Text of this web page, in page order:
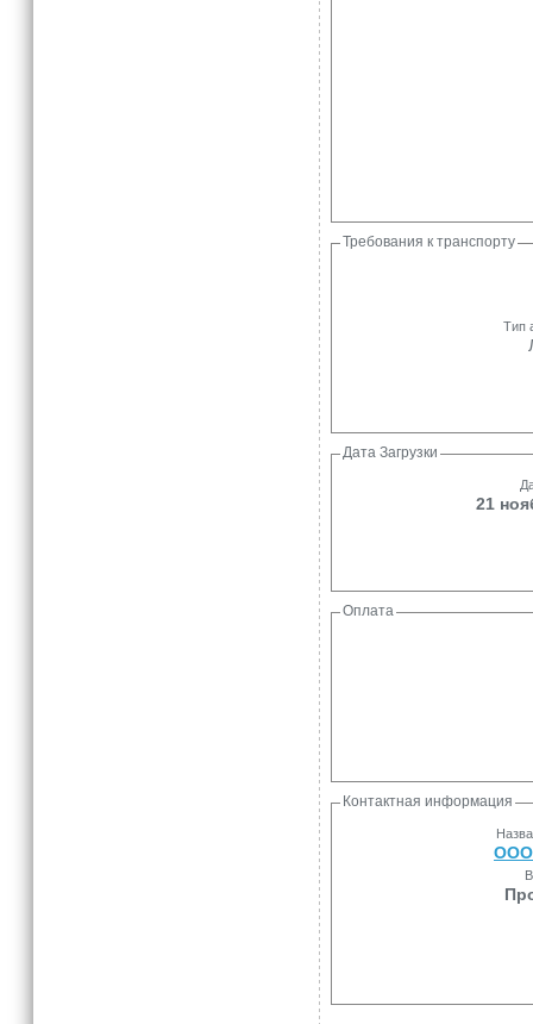
Требования к транспорту
Тип
Дата Загрузки
21
Оплата
Контактная информация
ООО